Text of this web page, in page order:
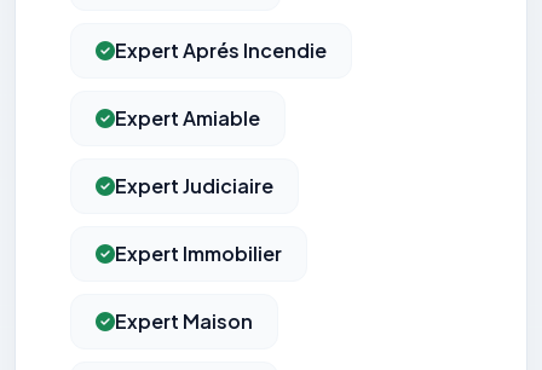
Expert Aprés Incendie
Expert Amiable
Expert Judiciaire
Expert Immobilier
Expert Maison